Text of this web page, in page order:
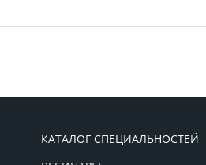
КАТАЛОГ СПЕЦИАЛЬНОСТЕЙ